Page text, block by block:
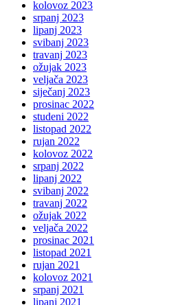
kolovoz 2023
srpanj 2023
lipanj 2023
svibanj 2023
travanj 2023
ožujak 2023
veljača 2023
siječanj 2023
prosinac 2022
studeni 2022
listopad 2022
rujan 2022
kolovoz 2022
srpanj 2022
lipanj 2022
svibanj 2022
travanj 2022
ožujak 2022
veljača 2022
prosinac 2021
listopad 2021
rujan 2021
kolovoz 2021
srpanj 2021
lipanj 2021